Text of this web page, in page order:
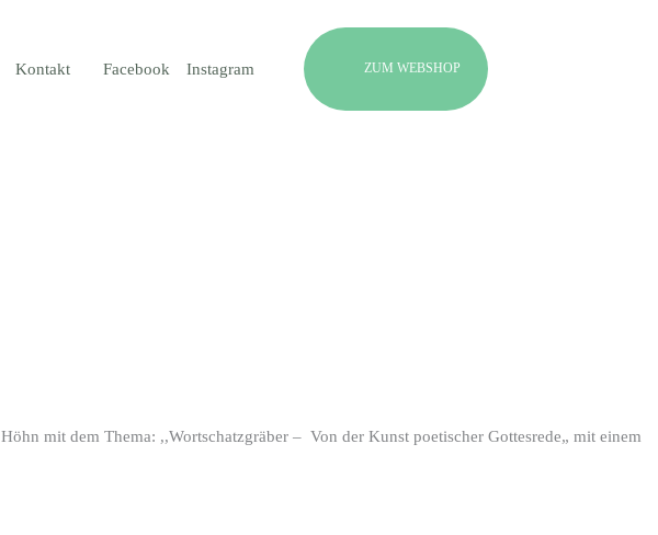
Kontakt Facebook Instagram ZUM WEBSHOP
Höhn mit dem Thema: ,,Wortschatzgräber – Von der Kunst poetischer Gottesrede„ mit einem